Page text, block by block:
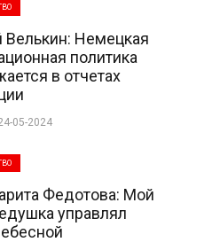
Велькин: Немецкая
политика
в отчетах
05-2024
Федотова: Мой
управлял